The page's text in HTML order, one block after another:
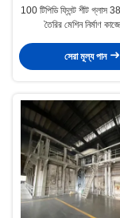
100 টিপিডি ফ্লিন্ট শীট গ্লাস
তৈরির মেশিন নির্মাণ
সেরা মূল্য পান